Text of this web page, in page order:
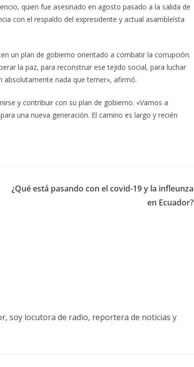
quien fue asesinado en agosto pasado a la salida de
con el respaldo del expresidente y actual asambleísta
un plan de gobierno orientado a combatir la corrupción.
la paz, para reconstruir ese tejido social, para luchar
nada que temer», afirmó.
y contribuir con su plan de gobierno. «Vamos a
una nueva generación. El camino es largo y recién
¿Qué está pasando con el covid-19 y la infleunza
en Ecuador?
soy locutora de radio, reportera de noticias y